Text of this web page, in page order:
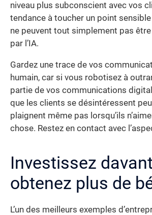
niveau plus subconscient avec vos
tendance à toucher un point
ne peuvent tout simplement pas
par l’IA.
Gardez une trace de vos
humain, car si vous robotisez à
partie de vos communications
que les clients se désintéressent
plaignent même pas lorsqu’ils
chose. Restez en contact avec
Investissez
obtenez plus de
L’un des meilleurs exemples